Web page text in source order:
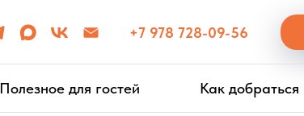
+7 978 728-09-56
Полезное для гостей Как добраться